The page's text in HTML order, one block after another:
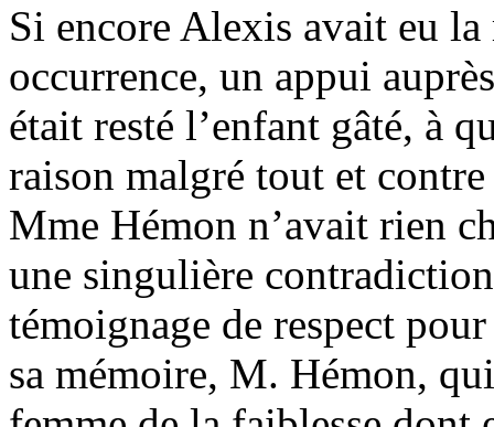
Si encore Alexis avait eu la
occurrence, un appui
était resté l’enfant gâté, à
raison malgré tout et
Mme Hémon n’avait rien
une singulière
témoignage de respect
sa mémoire, M. Hémon,